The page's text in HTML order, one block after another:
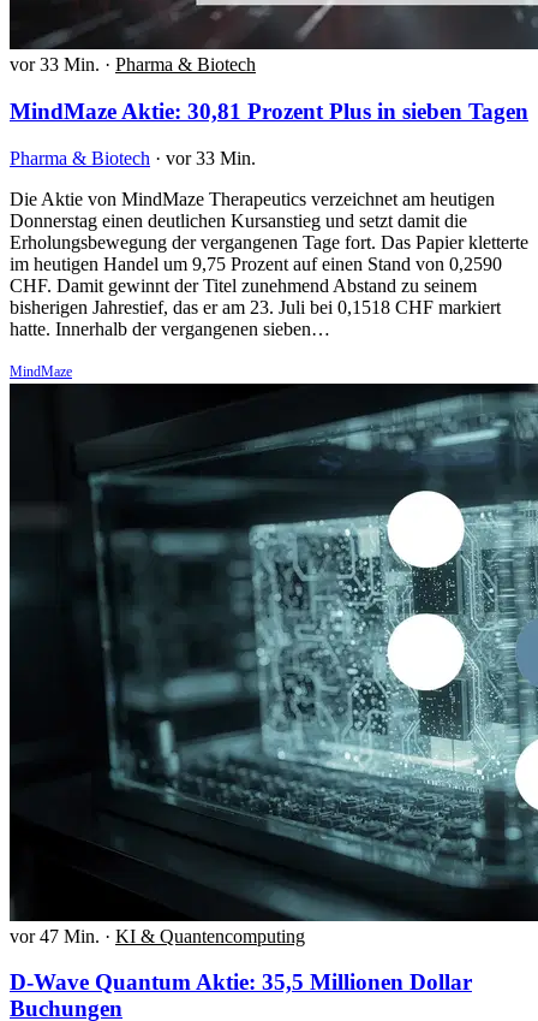
vor 33 Min. · Pharma & Biotech
MindMaze Aktie: 30,81 Prozent Plus in sieben Tagen
Pharma & Biotech · vor 33 Min.
Die Aktie von MindMaze Therapeutics verzeichnet am heutigen
Donnerstag einen deutlichen Kursanstieg und setzt damit die
Erholungsbewegung der vergangenen Tage fort. Das Papier kletterte
im heutigen Handel um 9,75 Prozent auf einen Stand von 0,2590
CHF. Damit gewinnt der Titel zunehmend Abstand zu seinem
bisherigen Jahrestief, das er am 23. Juli bei 0,1518 CHF markiert
hatte. Innerhalb der vergangenen sieben…
MindMaze
vor 47 Min. · KI & Quantencomputing
D-Wave Quantum Aktie: 35,5 Millionen Dollar
Buchungen